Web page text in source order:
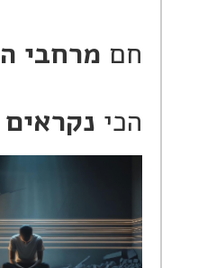
חם מרחבי
הכי נקראים